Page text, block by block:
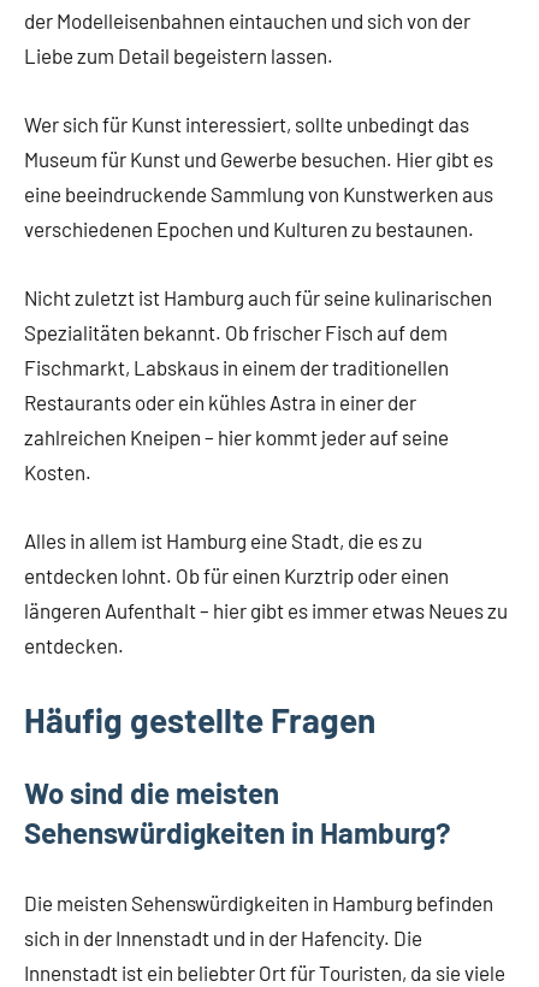
der Modelleisenbahnen eintauchen und sich von der
Liebe zum Detail begeistern lassen.
Wer sich für Kunst interessiert, sollte unbedingt das
Museum für Kunst und Gewerbe besuchen. Hier gibt es
eine beeindruckende Sammlung von Kunstwerken aus
verschiedenen Epochen und Kulturen zu bestaunen.
Nicht zuletzt ist Hamburg auch für seine kulinarischen
Spezialitäten bekannt. Ob frischer Fisch auf dem
Fischmarkt, Labskaus in einem der traditionellen
Restaurants oder ein kühles Astra in einer der
zahlreichen Kneipen – hier kommt jeder auf seine
Kosten.
Alles in allem ist Hamburg eine Stadt, die es zu
entdecken lohnt. Ob für einen Kurztrip oder einen
längeren Aufenthalt – hier gibt es immer etwas Neues zu
entdecken.
Häufig gestellte Fragen
Wo sind die meisten
Sehenswürdigkeiten in Hamburg?
Die meisten Sehenswürdigkeiten in Hamburg befinden
sich in der Innenstadt und in der Hafencity. Die
Innenstadt ist ein beliebter Ort für Touristen, da sie viele